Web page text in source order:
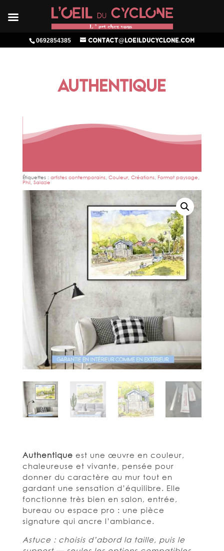
0692854385 contact@loeilducyclone.com
AUTHENTIQUE
Étiquettes : artistes contemporains, Couleur, Créations, Format paysage,
Phil, Salazie
Authentique est une œuvre en couleur,
chaleureuse et vivante, pensée pour
donner du caractère au mur tout en
gardant une sensation d’équilibre. Elle
fonctionne très bien en salon, entrée,
bureau ou espace pro : une pièce
signature qui ancre l’ambiance.
Astuce : choisis d’abord la taille, puis le